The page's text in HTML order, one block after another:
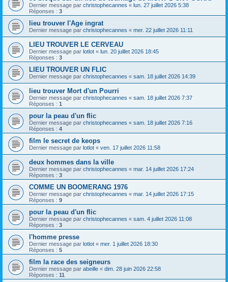
Dernier message par christophecannes « lun. 27 juillet 2026 5:38
Réponses : 3
lieu trouver l'Age ingrat
Dernier message par christophecannes « mer. 22 juillet 2026 11:11
LIEU TROUVER LE CERVEAU
Dernier message par lotlot « lun. 20 juillet 2026 18:45
Réponses : 3
LIEU TROUVER UN FLIC
Dernier message par christophecannes « sam. 18 juillet 2026 14:39
lieu trouver Mort d'un Pourri
Dernier message par christophecannes « sam. 18 juillet 2026 7:37
Réponses : 1
pour la peau d'un flic
Dernier message par christophecannes « sam. 18 juillet 2026 7:16
Réponses : 4
film le secret de keops
Dernier message par lotlot « ven. 17 juillet 2026 11:58
deux hommes dans la ville
Dernier message par christophecannes « mar. 14 juillet 2026 17:24
Réponses : 3
COMME UN BOOMERANG 1976
Dernier message par christophecannes « mar. 14 juillet 2026 17:15
Réponses : 9
pour la peau d'un flic
Dernier message par christophecannes « sam. 4 juillet 2026 11:08
Réponses : 3
l'homme presse
Dernier message par lotlot « mer. 1 juillet 2026 18:30
Réponses : 5
film la race des seigneurs
Dernier message par abeille « dim. 28 juin 2026 22:58
Réponses : 11